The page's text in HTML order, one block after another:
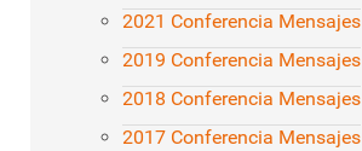
2021 Conferencia Mensajes
2019 Conferencia Mensajes
2018 Conferencia Mensajes
2017 Conferencia Mensajes